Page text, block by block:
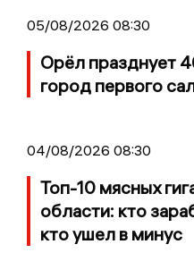
05/08/2026 08:30
Орёл празднует
город первого
04/08/2026 08:30
Топ-10 мясных
области: кто
кто ушел в минус